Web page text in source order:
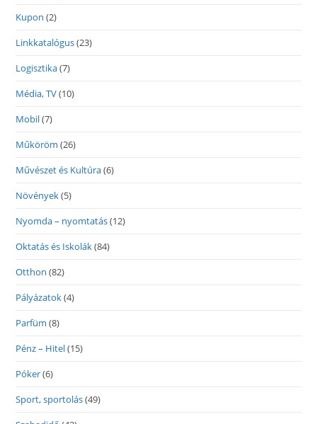
Kupon (2)
Linkkatalógus(23)
Logisztika(7)
Média, TV(10)
Mobil(7)
Műköröm (26)
Művészet és Kultúra(6)
Növények(5)
Nyomda – nyomtatás(12)
Oktatás és Iskolák(84)
Otthon (82)
Pályázatok(4)
Parfüm (8)
Pénz – Hitel(15)
Póker(6)
Sport, sportolás(49)